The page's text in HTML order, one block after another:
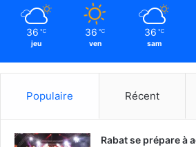
36 ℃
jeu
36 ℃
ven
36 ℃
sam
Populaire Récent
Rabat se prépare à